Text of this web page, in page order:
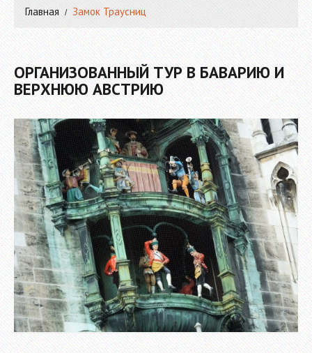
Главная Замок Траусниц
ОРГАНИЗОВАННЫЙ ТУР В БАВАРИЮ И
ВЕРХНЮЮ АВСТРИЮ